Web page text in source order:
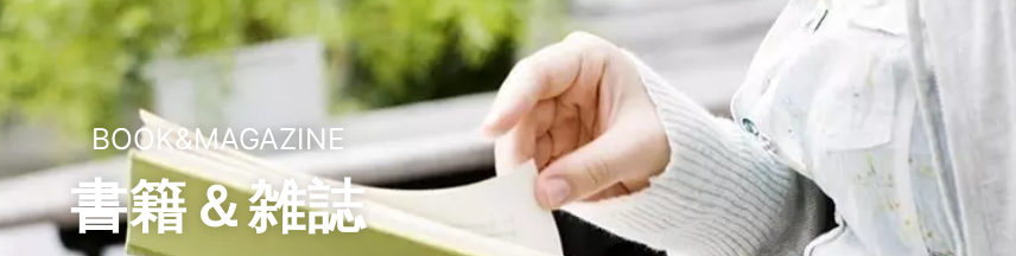
BOOK&MAGAZINE
書籍＆雑誌